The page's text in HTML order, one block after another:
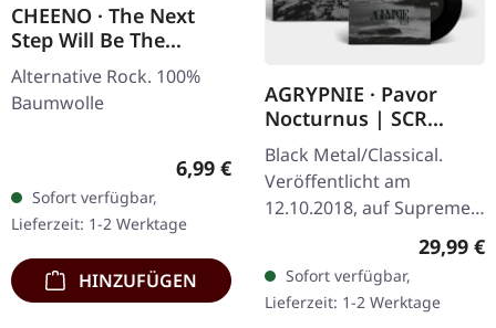
CHEENO · The Next
Step Will Be The
Hardest | GIRLIE
Alternative Rock. 100%
Baumwolle
Regulärer Preis:
6,99 €
Sofort verfügbar,
Lieferzeit: 1-2 Werktage
HINZUFÜGEN
AGRYPNIE · Pavor
Nocturnus | SCR
GREY/BLACK SPLATTER
2LP+7" BUNDLE
Black Metal/Classical.
Veröffentlicht am
12.10.2018, auf Supreme
Chaos Records. Schweres
180g Doppel-Vinyl im
Gatefold-Cover mit der
extra 7" Single…
29,99 €
Sofort verfügbar,
Lieferzeit: 1-2 Werktage